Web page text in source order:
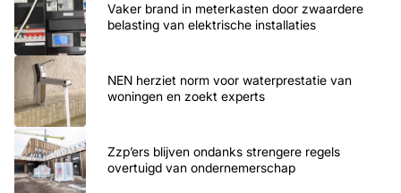
Vaker brand in meterkasten door zwaardere
belasting van elektrische installaties
NEN herziet norm voor waterprestatie van
woningen en zoekt experts
Zzp’ers blijven ondanks strengere regels
overtuigd van ondernemerschap